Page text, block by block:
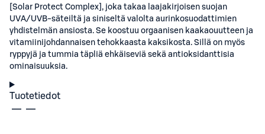
[Solar Protect Complex], joka takaa laajakirjoisen suojan
UVA/UVB-säteiltä ja siniseltä valolta aurinkosuodattimien
yhdistelmän ansiosta. Se koostuu orgaanisen kaakaouutteen ja
vitamiinijohdannaisen tehokkaasta kaksikosta. Sillä on myös
ryppyjä ja tummia täpliä ehkäiseviä sekä antioksidanttisia
ominaisuuksia.
Tuotetiedot